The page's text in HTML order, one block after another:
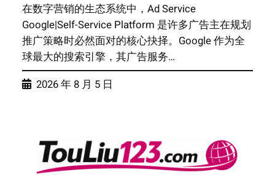
在数字营销的生态系统中，Ad Service
Google|Self-Service Platform 是许多广告主在规划
推广策略时必然面对的核心抉择。Google 作为全
球最大的搜索引擎，其广告服务…
2026 年 8 月 5 日